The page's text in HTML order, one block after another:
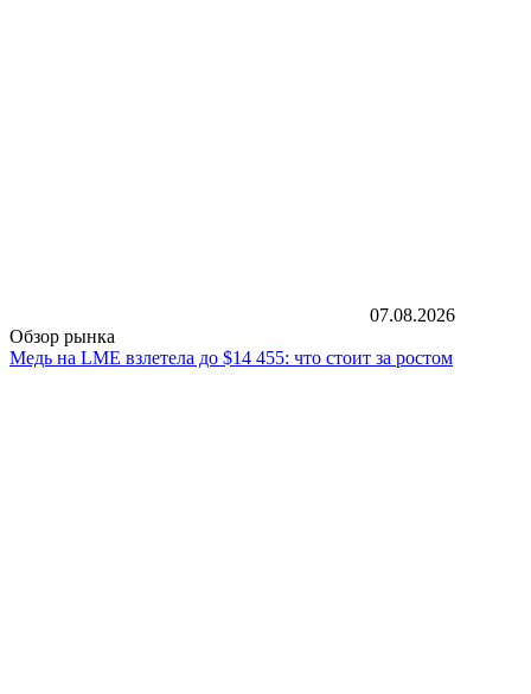
07.08.2026
Обзор рынка
Медь на LME взлетела до $14 455: что стоит за ростом